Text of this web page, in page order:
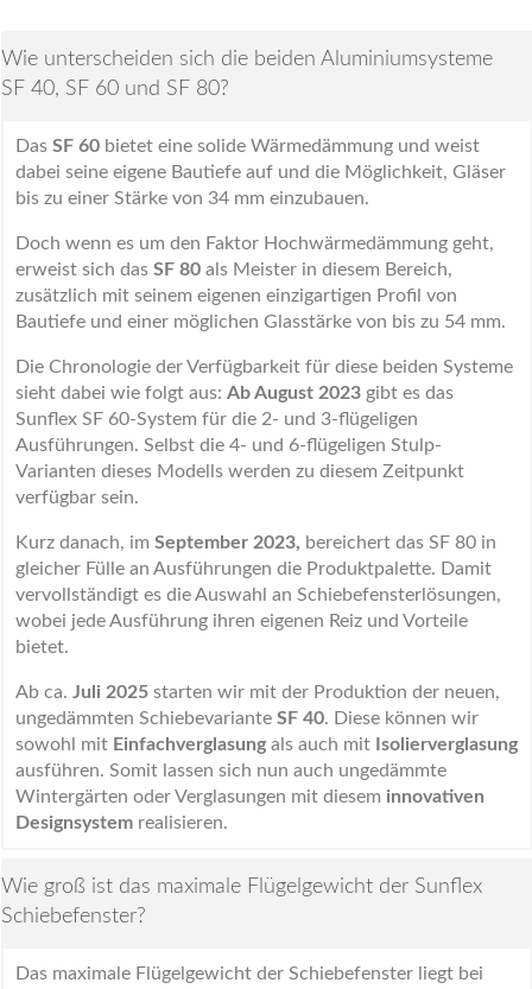
Wie unterscheiden sich die beiden Aluminiumsysteme
SF 40, SF 60 und SF 80?
Das SF 60 bietet eine solide Wärmedämmung und weist
dabei seine eigene Bautiefe auf und die Möglichkeit, Gläser
bis zu einer Stärke von 34 mm einzubauen.
Doch wenn es um den Faktor Hochwärmedämmung geht,
erweist sich das SF 80 als Meister in diesem Bereich,
zusätzlich mit seinem eigenen einzigartigen Profil von
Bautiefe und einer möglichen Glasstärke von bis zu 54 mm.
Die Chronologie der Verfügbarkeit für diese beiden Systeme
sieht dabei wie folgt aus: Ab August 2023 gibt es das
Sunflex SF 60-System für die 2- und 3-flügeligen
Ausführungen. Selbst die 4- und 6-flügeligen Stulp-
Varianten dieses Modells werden zu diesem Zeitpunkt
verfügbar sein.
Kurz danach, im September 2023, bereichert das SF 80 in
gleicher Fülle an Ausführungen die Produktpalette. Damit
vervollständigt es die Auswahl an Schiebefensterlösungen,
wobei jede Ausführung ihren eigenen Reiz und Vorteile
bietet.
Ab ca. Juli 2025 starten wir mit der Produktion der neuen,
ungedämmten Schiebevariante SF 40. Diese können wir
sowohl mit Einfachverglasung als auch mit Isolierverglasung
ausführen. Somit lassen sich nun auch ungedämmte
Wintergärten oder Verglasungen mit diesem innovativen
Designsystem realisieren.
Wie groß ist das maximale Flügelgewicht der Sunflex
Schiebefenster?
Das maximale Flügelgewicht der Schiebefenster liegt bei